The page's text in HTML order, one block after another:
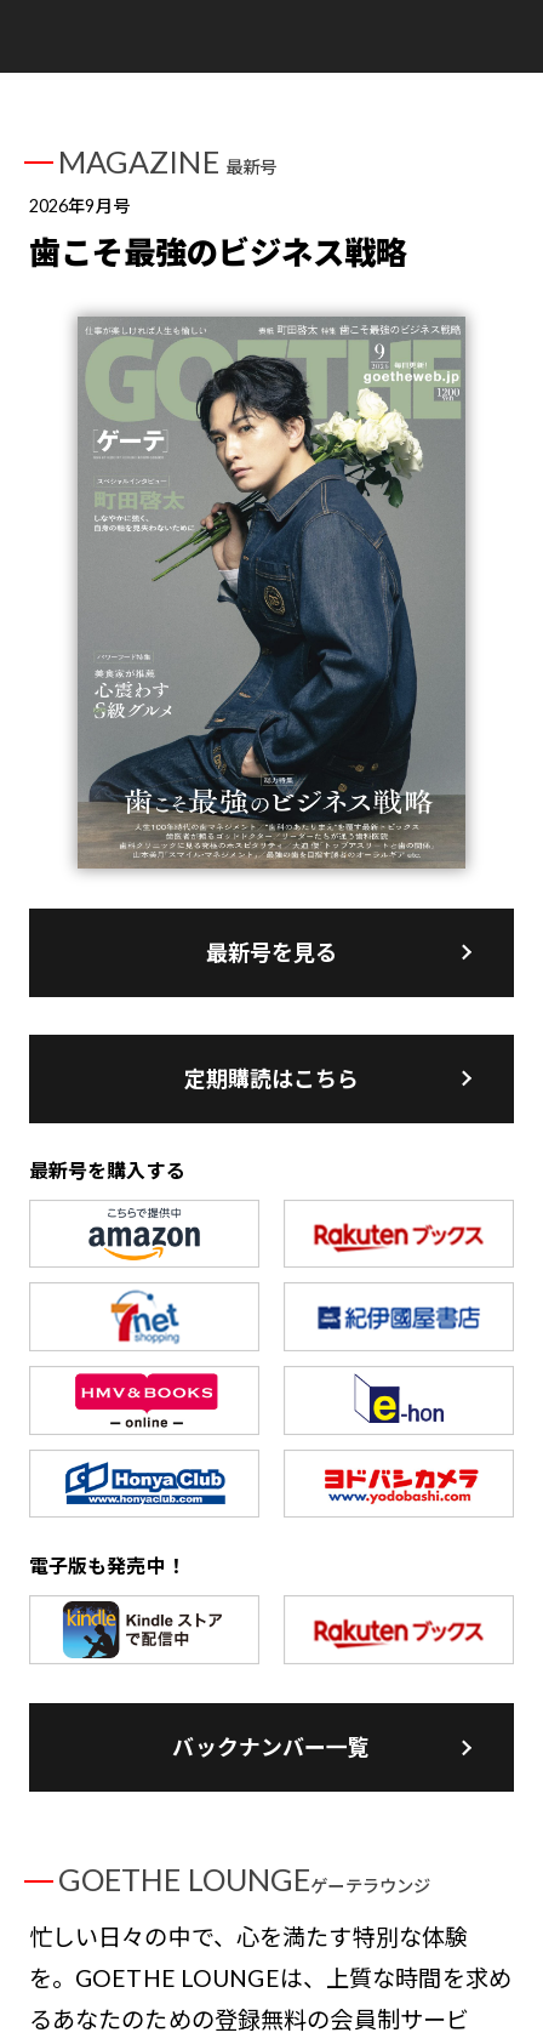
MAGAZINE 最新号
2026年9月号
歯こそ最強のビジネス戦略
最新号を見る
定期購読はこちら
最新号を購入する
電子版も発売中！
バックナンバー一覧
GOETHE LOUNGEゲーテラウンジ
忙しい日々の中で、心を満たす特別な体験
を。GOETHE LOUNGEは、上質な時間を求め
るあなたのための登録無料の会員制サービ